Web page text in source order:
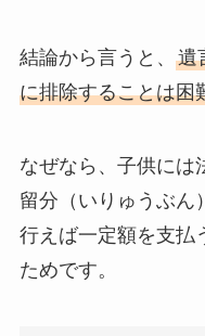
結論から言うと、 遺
に排除することは困
なぜなら、子供には
留分（いりゅうぶん
行えば一定額を支払
ためです。